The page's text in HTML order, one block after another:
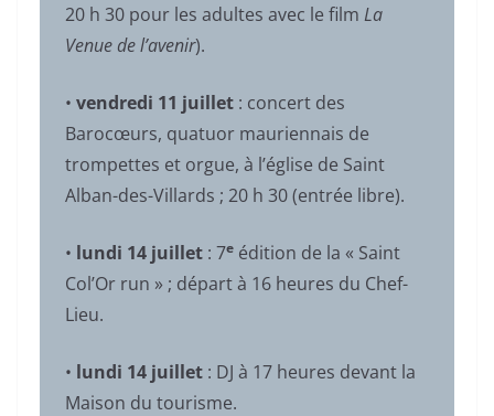
20 h 30 pour les adultes avec le film La
Venue de l’avenir).
• vendredi 11 juillet: concert des
Barocœurs, quatuor mauriennais de
trompettes et orgue, à l’église de Saint
Alban-des-Villards ; 20 h 30 (entrée libre).
• lundi 14 juillet: 7eédition de la « Saint
Col’Or run » ; départ à 16 heures du Chef-
Lieu.
• lundi 14 juillet: DJ à 17 heures devant la
Maison du tourisme.